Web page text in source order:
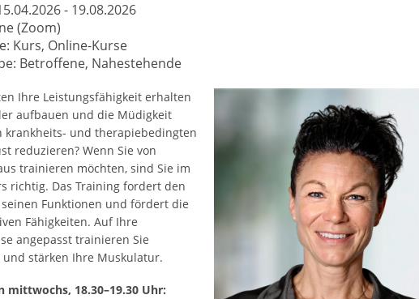
- 19.08.2026
(Zoom)
Kurs, Online-Kurse
Betroffene, Nahestehende
Ihre Leistungsfähigkeit erhalten
aufbauen und die Müdigkeit
krankheits- und therapiebedingten
reduzieren? Wenn Sie von
trainieren möchten, sind Sie im
richtig. Das Training fordert den
Funktionen und fördert die
Fähigkeiten. Auf Ihre
angepasst trainieren Sie
und stärken Ihre Muskulatur.
mittwochs, 18.30–19.30 Uhr: